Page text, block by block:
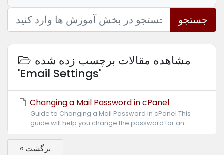
جستجو
'Email Settings'
Changing a Mail Password in cPanel
Guide to Changing a Mail Password in cPanel This
guide will help you change the password for an...
« برگشت